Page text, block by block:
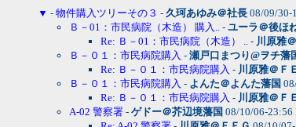
▼ - 物件購入ツリーその３ - 久珂あゆみ＠社長 08/09/30-
Ｂ－01：市民病院（木造） 購入.. - ユーラ＠後ほ
Re: Ｂ－01：市民病院（木造） .. - 川原雅
Ｂ－０１：市民病院購入 - 瀬戸口まつり@ヲチ藩
Re: Ｂ－０１：市民病院購入 - 川原雅＠Ｆ
Ｂ－０１：市民病院購入 - よんた＠よんた藩国
Re: Ｂ－０１：市民病院購入 - 川原雅＠Ｆ
A-02 警察署 - ゲドー＠芥辺境藩国 08/10/06-23:56